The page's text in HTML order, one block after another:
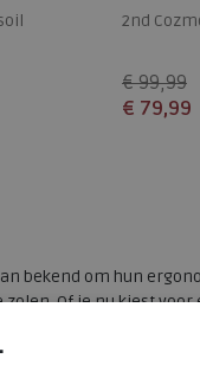
2nd
€ 99,99
€ 79,99
bekend om hun
zolen. Of je nu kiest
variant met
dat Ecco zo uniek